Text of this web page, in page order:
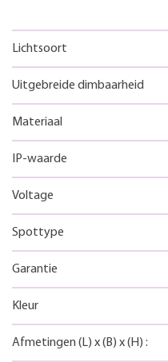
Lichtsoort
Uitgebreide dimbaarheid
Materiaal
IP-waarde
Voltage
Spottype
Garantie
Kleur
Afmetingen (L) x(B) x(H) :